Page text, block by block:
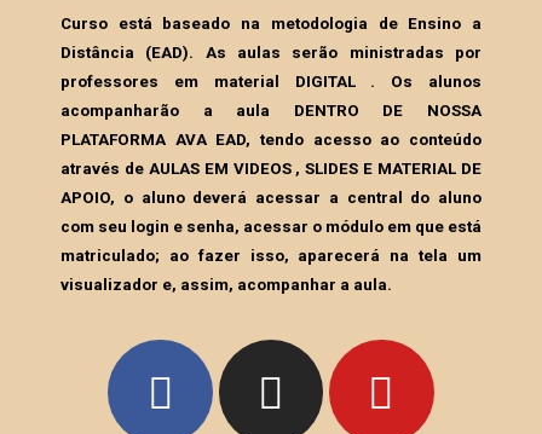
Curso está baseado na metodologia de Ensino a
Distância (EAD). As aulas serão ministradas por
professores em material DIGITAL . Os alunos
acompanharão a aula DENTRO DE NOSSA
PLATAFORMA AVA EAD, tendo acesso ao conteúdo
através de AULAS EM VIDEOS , SLIDES E MATERIAL DE
APOIO, o aluno deverá acessar a central do aluno
com seu login e senha, acessar o módulo em que está
matriculado; ao fazer isso, aparecerá na tela um
visualizador e, assim, acompanhar a aula.